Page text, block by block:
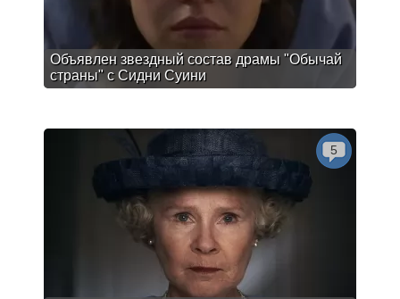
Объявлен звездный состав драмы "Обычай
страны" с Сидни Суини
5